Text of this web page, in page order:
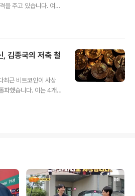
을 주고 있습니다. 여당
어 그녀의 얼굴에 소변
협박을 당했다고 진술
하며 사건의 진상을 파
용기피해 여성은 사건
, 이후 2024년 1월 병
가 주사로 인해 감염된
, 김종국의 저축 철
최근 비트코인이 사상
파했습니다. 이는 4개월
상승한 11만774.26
인 투자자들에게 큰 희
관리 철학가수 김종국
도 불구하고 여전히 재
하고 있습니다. 그는 방
트코인과 같은 가상자